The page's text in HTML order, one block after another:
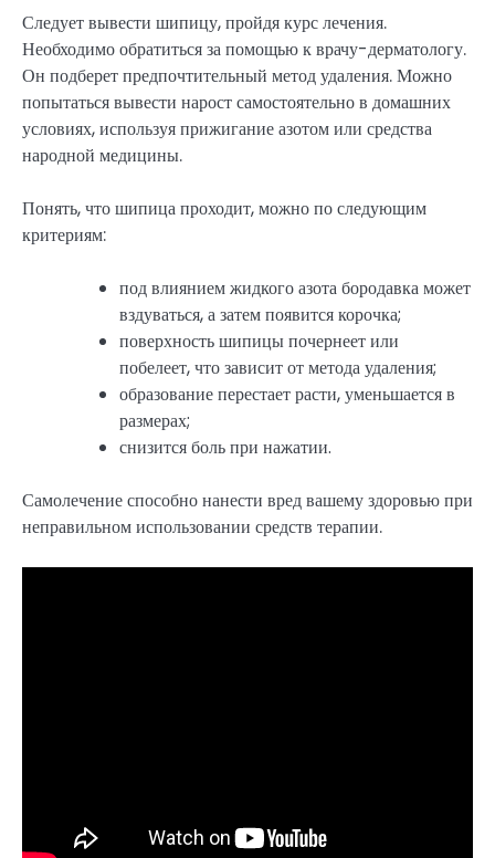
Следует вывести шипицу, пройдя курс лечения.
Необходимо обратиться за помощью к врачу-дерматологу.
Он подберет предпочтительный метод удаления. Можно
попытаться вывести нарост самостоятельно в домашних
условиях, используя прижигание азотом или средства
народной медицины.
Понять, что шипица проходит, можно по следующим
критериям:
под влиянием жидкого азота бородавка может
вздуваться, а затем появится корочка;
поверхность шипицы почернеет или
побелеет, что зависит от метода удаления;
образование перестает расти, уменьшается в
размерах;
снизится боль при нажатии.
Самолечение способно нанести вред вашему здоровью при
неправильном использовании средств терапии.